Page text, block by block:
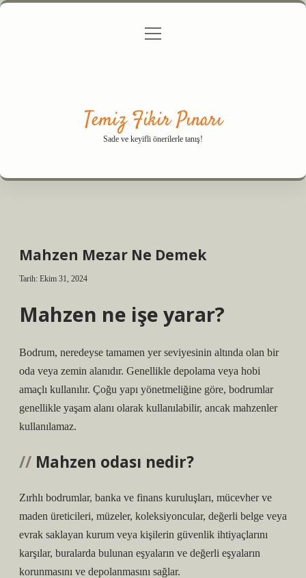
Gizlilik Politikası
menüyü
Temiz Fikir Pınarı
Sade ve keyifli önerilerle tanış!
Mahzen Mezar Ne Demek
Tarih: Ekim 31, 2024
Mahzen ne işe yarar?
Bodrum, neredeyse tamamen yer seviyesinin altında olan bir
oda veya zemin alanıdır. Genellikle depolama veya hobi
amaçlı kullanılır. Çoğu yapı yönetmeliğine göre, bodrumlar
genellikle yaşam alanı olarak kullanılabilir, ancak mahzenler
kullanılamaz.
Mahzen odası nedir?
Zırhlı bodrumlar, banka ve finans kuruluşları, mücevher ve
maden üreticileri, müzeler, koleksiyoncular, değerli belge veya
evrak saklayan kurum veya kişilerin güvenlik ihtiyaçlarını
karşılar, buralarda bulunan eşyaların ve değerli eşyaların
korunmasını ve depolanmasını sağlar.